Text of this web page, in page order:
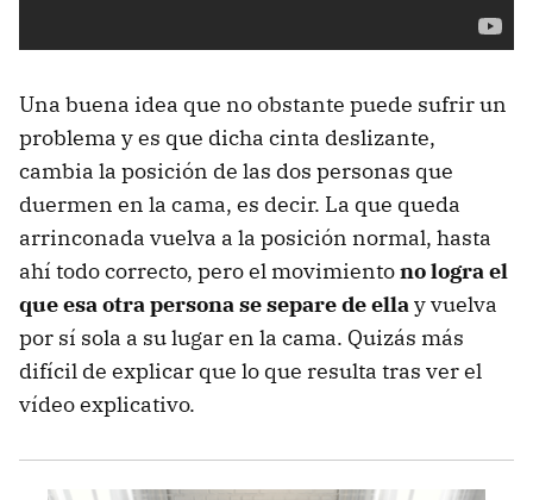
Una buena idea que no obstante puede sufrir un
problema y es que dicha cinta deslizante,
cambia la posición de las dos personas que
duermen en la cama, es decir. La que queda
arrinconada vuelva a la posición normal, hasta
ahí todo correcto, pero el movimientono logra el
que esa otra persona se separe de ella y vuelva
por sí sola a su lugar en la cama. Quizás más
difícil de explicar que lo que resulta tras ver el
vídeo explicativo.